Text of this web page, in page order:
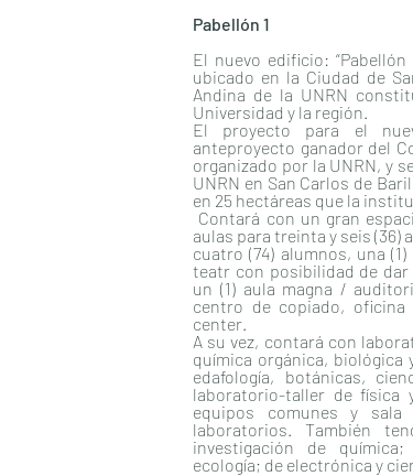
Pabellón 1
El nuevo edificio:
ubicado en la Ciudad de
Andina de la UNRN
Universidad y la región.
El proyecto para el
anteproyecto ganador del
organizado por la UNRN, y
UNRN en San Carlos de
en 25 hectáreas que la
Contará con un gran
aulas para treinta y seis (36)
cuatro (74) alumnos, una
teatr con posibilidad de
un (1) aula magna /
centro de copiado, oficina
center.
A su vez, contará con
química orgánica, biológica
edafología, botánicas,
laboratorio-taller de física
equipos comunes y
laboratorios. También
investigación de
ecología; de electrónica y